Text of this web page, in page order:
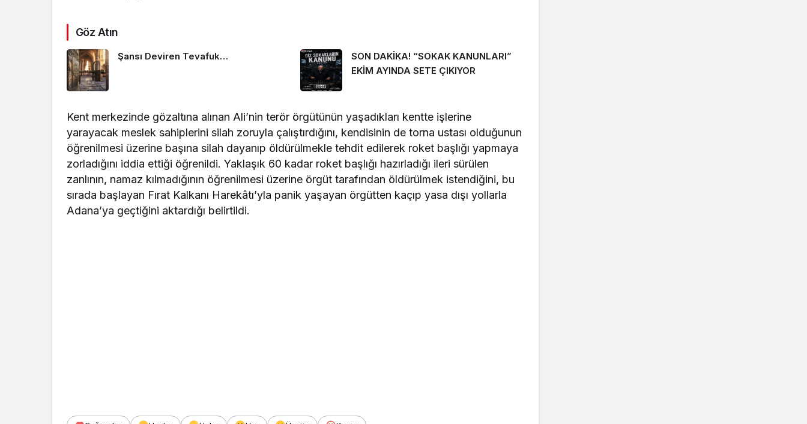
Göz Atın
Şansı Deviren Tevafuk…
SON DAKİKA! “SOKAK KANUNLARI”
EKİM AYINDA SETE ÇIKIYOR
Kent merkezinde gözaltına alınan Ali’nin terör örgütünün yaşadıkları kentte işlerine
yarayacak meslek sahiplerini silah zoruyla çalıştırdığını, kendisinin de torna ustası olduğunun
öğrenilmesi üzerine başına silah dayanıp öldürülmekle tehdit edilerek roket başlığı yapmaya
zorladığını iddia ettiği öğrenildi. Yaklaşık 60 kadar roket başlığı hazırladığı ileri sürülen
zanlının, namaz kılmadığının öğrenilmesi üzerine örgüt tarafından öldürülmek istendiğini, bu
sırada başlayan Fırat Kalkanı Harekâtı’yla panik yaşayan örgütten kaçıp yasa dışı yollarla
Adana’ya geçtiğini aktardığı belirtildi.